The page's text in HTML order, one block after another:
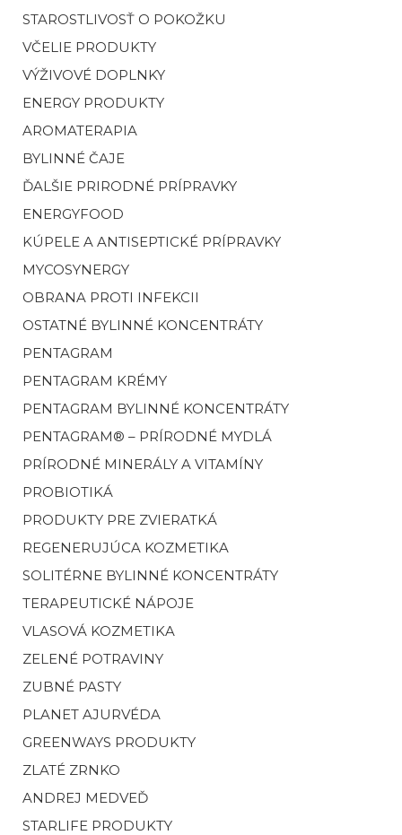
STAROSTLIVOSŤ O POKOŽKU
VČELIE PRODUKTY
VÝŽIVOVÉ DOPLNKY
ENERGY PRODUKTY
AROMATERAPIA
BYLINNÉ ČAJE
ĎALŠIE PRIRODNÉ PRÍPRAVKY
ENERGYFOOD
KÚPELE A ANTISEPTICKÉ PRÍPRAVKY
MYCOSYNERGY
OBRANA PROTI INFEKCII
OSTATNÉ BYLINNÉ KONCENTRÁTY
PENTAGRAM
PENTAGRAM KRÉMY
PENTAGRAM BYLINNÉ KONCENTRÁTY
PENTAGRAM® – PRÍRODNÉ MYDLÁ
PRÍRODNÉ MINERÁLY A VITAMÍNY
PROBIOTIKÁ
PRODUKTY PRE ZVIERATKÁ
REGENERUJÚCA KOZMETIKA
SOLITÉRNE BYLINNÉ KONCENTRÁTY
TERAPEUTICKÉ NÁPOJE
VLASOVÁ KOZMETIKA
ZELENÉ POTRAVINY
ZUBNÉ PASTY
PLANET AJURVÉDA
GREENWAYS PRODUKTY
ZLATÉ ZRNKO
ANDREJ MEDVEĎ
STARLIFE PRODUKTY